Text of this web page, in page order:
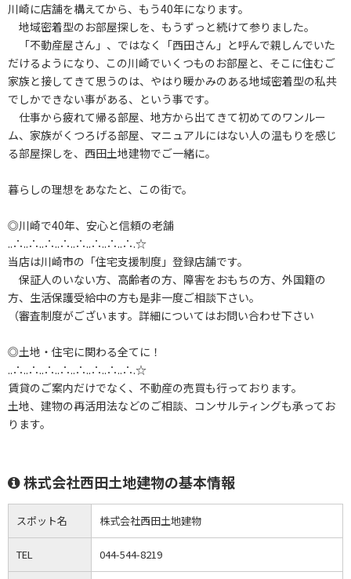
川崎に店舗を構えてから、もう40年になります。
地域密着型のお部屋探しを、もうずっと続けて参りました。
「不動産屋さん」、ではなく「西田さん」と呼んで親しんでいた
だけるようになり、この川崎でいくつものお部屋と、そこに住むご
家族と接してきて思うのは、やはり暖かみのある地域密着型の私共
でしかできない事がある、という事です。
仕事から疲れて帰る部屋、地方から出てきて初めてのワンルー
ム、家族がくつろげる部屋、マニュアルにはない人の温もりを感じ
る部屋探しを、西田土地建物でご一緒に。
暮らしの理想をあなたと、この街で。
◎川崎で40年、安心と信頼の老舗
..∴..∴..∴..∴..∴..∴..∴..∴.☆
当店は川崎市の「住宅支援制度」登録店舗です。
保証人のいない方、高齢者の方、障害をおもちの方、外国籍の
方、生活保護受給中の方も是非一度ご相談下さい。
（審査制度がございます。詳細についてはお問い合わせ下さい
◎土地・住宅に関わる全てに！
..∴..∴..∴..∴..∴..∴..∴..∴.☆
賃貸のご案内だけでなく、不動産の売買も行っております。
土地、建物の再活用法などのご相談、コンサルティングも承ってお
ります。
株式会社西田土地建物の基本情報
スポット名 株式会社西田土地建物
TEL 044-544-8219